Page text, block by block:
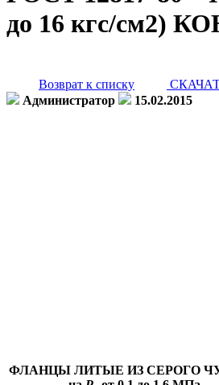
до 16 кгс/см2)
Возврат к списку
Администратор
15.02.2015
ФЛАНЦЫ ЛИТЫЕ ИЗ СЕРОГО